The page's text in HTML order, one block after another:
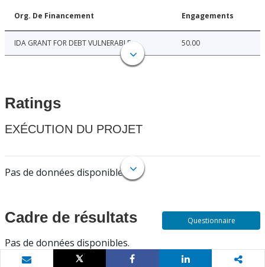
Org. De Financement Engagements
IDA GRANT FOR DEBT VULNERABLE 50.00
Ratings
EXÉCUTION DU PROJET
Pas de données disponibles.
Cadre de résultats
Pas de données disponibles.
Questionnaire